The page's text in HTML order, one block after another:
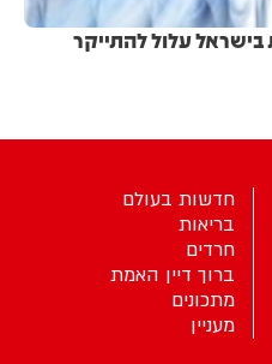
עלול להתייקר
חדשות בעולם
בריאות
חרדים
ברוך דיין האמת
מתכונים
מעניין